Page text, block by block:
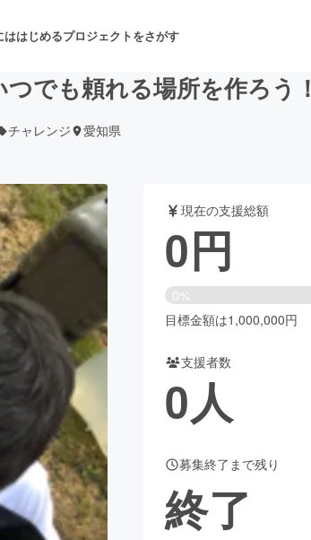
ははじめるプロジェクトをさがす
舞台・パフォーマンス
アニメ・漫画
ビューティー・ヘルスケア
Good CAMPFIRE Creation
納税machi-yaコミュニティ
でも頼れる場所を作ろう！
チャレンジ 愛知県
現在の支援総額
0円
0%
目標金額は1,000,000円
支援者数
0人
募集終了まで残り
終了